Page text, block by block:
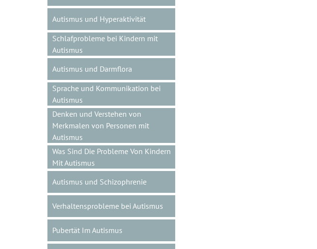
Autismus und Hyperaktivität
Schlafprobleme bei Kindern mit
Autismus
Autismus und Darmflora
Sprache und Kommunikation bei
Autismus
Denken und Verstehen von
Merkmalen von Personen mit
Autismus
Was Sind Die Probleme Von Kindern
Mit Autismus
Autismus und Schizophrenie
Verhaltensprobleme bei Autismus
Pubertät Im Autismus